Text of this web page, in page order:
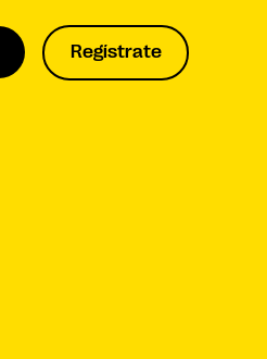
Regístrate